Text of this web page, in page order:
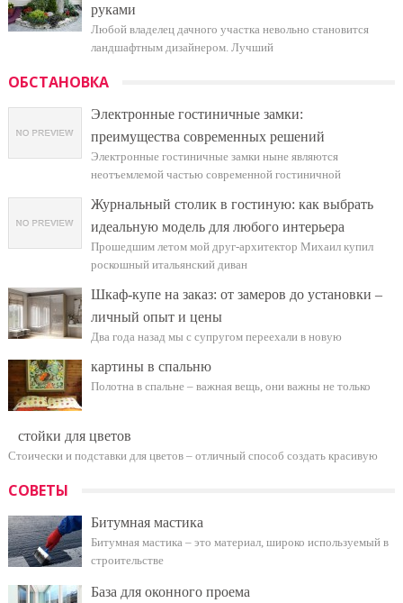
руками
Любой владелец дачного участка невольно становится
ландшафтным дизайнером. Лучший
ОБСТАНОВКА
Электронные гостиничные замки:
преимущества современных решений
Электронные гостиничные замки ныне являются
неотъемлемой частью современной гостиничной
Журнальный столик в гостиную: как выбрать
идеальную модель для любого интерьера
Прошедшим летом мой друг-архитектор Михаил купил
роскошный итальянский диван
Шкаф-купе на заказ: от замеров до установки –
личный опыт и цены
Два года назад мы с супругом переехали в новую
картины в спальню
Полотна в спальне – важная вещь, они важны не только
стойки для цветов
Стоически и подставки для цветов – отличный способ создать красивую
СОВЕТЫ
Битумная мастика
Битумная мастика – это материал, широко используемый в
строительстве
База для оконного проема